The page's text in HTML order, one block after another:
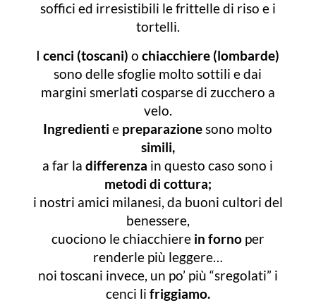
soffici ed irresistibili le frittelle di riso e i
tortelli.
Icenci (toscani) ochiacchiere (lombarde)
sono delle sfoglie molto sottili e dai
margini smerlati cosparse di zucchero a
velo.
Ingredienti e preparazionesono molto
simili,
a far ladifferenza in questo caso sono i
metodi di cottura;
i nostri amici milanesi, da buoni cultori del
benessere,
cuociono le chiacchiere in fornoper
renderle più leggere…
noi toscani invece, un po’ più “sregolati” i
cenci li friggiamo.